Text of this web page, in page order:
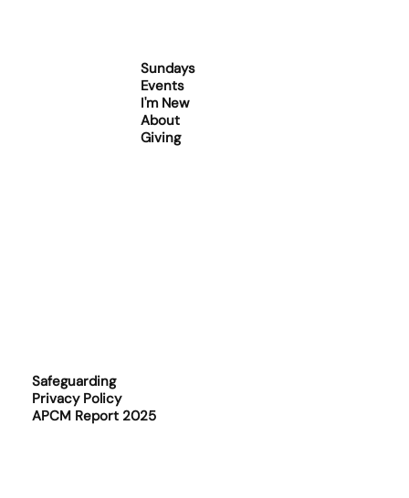
Sundays
Events
I'm New
About
Giving
Safeguarding
Privacy Policy
APCM Report 2025